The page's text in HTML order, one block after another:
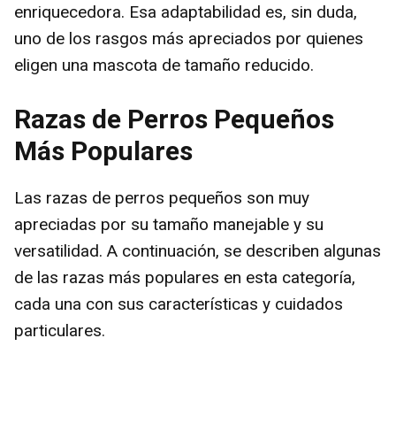
enriquecedora. Esa adaptabilidad es, sin duda,
uno de los rasgos más apreciados por quienes
eligen una mascota de tamaño reducido.
Razas de Perros Pequeños
Más Populares
Las razas de perros pequeños son muy
apreciadas por su tamaño manejable y su
versatilidad. A continuación, se describen algunas
de las razas más populares en esta categoría,
cada una con sus características y cuidados
particulares.